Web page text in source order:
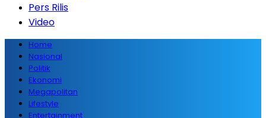
Pers Rilis
Video
Home
Nasional
Politik
Ekonomi
Megapolitan
Lifestyle
Entertainment